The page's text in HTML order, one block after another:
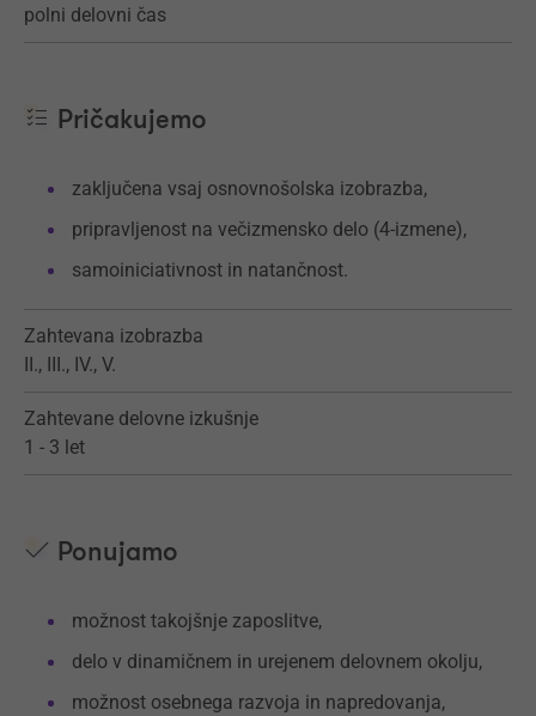
polni delovni čas
Pričakujemo
zaključena vsaj osnovnošolska izobrazba,
pripravljenost na večizmensko delo (4-izmene),
samoiniciativnost in natančnost.
Zahtevana izobrazba
II., III., IV., V.
Zahtevane delovne izkušnje
1 - 3 let
Ponujamo
možnost takojšnje zaposlitve,
delo v dinamičnem in urejenem delovnem okolju,
možnost osebnega razvoja in napredovanja,